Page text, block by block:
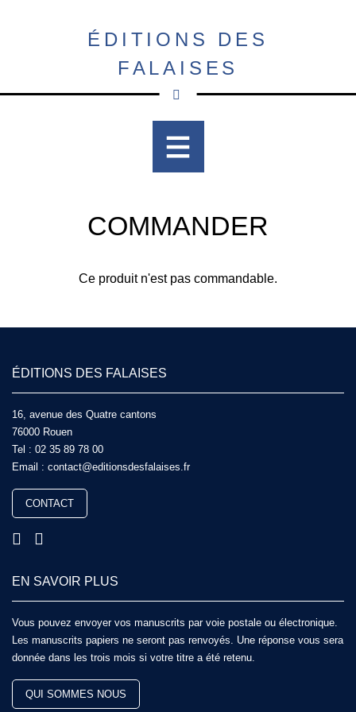
ÉDITIONS DES
FALAISES
COMMANDER
Ce produit n'est pas commandable.
ÉDITIONS DES FALAISES
16, avenue des Quatre cantons
76000 Rouen
Tel : 02 35 89 78 00
Email : contact@editionsdesfalaises.fr
CONTACT
EN SAVOIR PLUS
Vous pouvez envoyer vos manuscrits par voie postale ou électronique.
Les manuscrits papiers ne seront pas renvoyés. Une réponse vous sera
donnée dans les trois mois si votre titre a été retenu.
QUI SOMMES NOUS